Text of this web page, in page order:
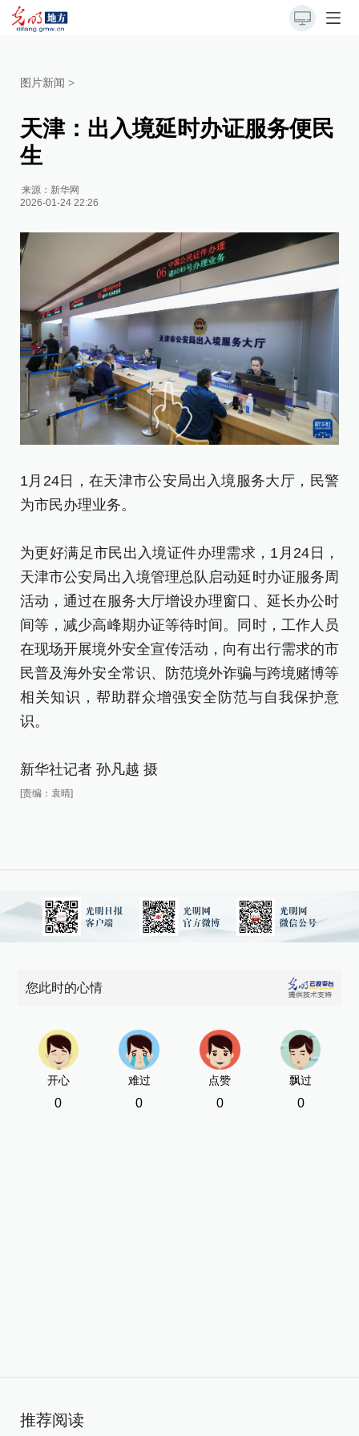
图片新闻 >
天津：出入境延时办证服务便民
生
来源： 新华网
2026-01-24 22:26
1月24日，在天津市公安局出入境服务大厅，民警
为市民办理业务。
为更好满足市民出入境证件办理需求，1月24日，
天津市公安局出入境管理总队启动延时办证服务周
活动，通过在服务大厅增设办理窗口、延长办公时
间等，减少高峰期办证等待时间。同时，工作人员
在现场开展境外安全宣传活动，向有出行需求的市
民普及海外安全常识、防范境外诈骗与跨境赌博等
相关知识，帮助群众增强安全防范与自我保护意
识。
新华社记者 孙凡越 摄
[责编：袁晴]
您此时的心情
开心
0
难过
0
点赞
0
飘过
0
推荐阅读